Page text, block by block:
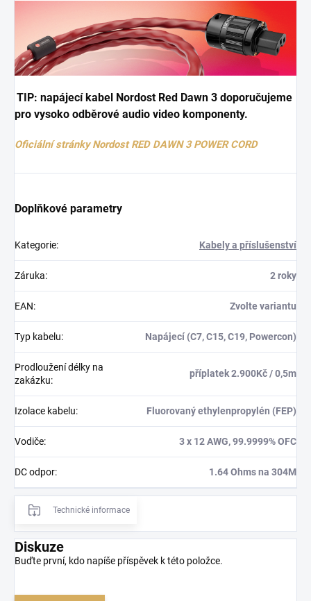
TIP: napájecí kabel Nordost Red Dawn 3 doporučujeme
pro vysoko odběrové audio video komponenty.
Oficiální stránky Nordost RED DAWN 3 POWER CORD
Doplňkové parametry
Kategorie: Kabely a příslušenství
Záruka: 2 roky
EAN: Zvolte variantu
Typ kabelu: Napájecí (C7, C15, C19, Powercon)
Prodloužení délky na
zakázku:
příplatek 2.900Kč / 0,5m
Izolace kabelu: Fluorovaný ethylenpropylén (FEP)
Vodiče: 3 x 12 AWG, 99.9999% OFC
DC odpor: 1.64 Ohms na 304M
Technické informace
Diskuze
Buďte první, kdo napíše příspěvek k této položce.